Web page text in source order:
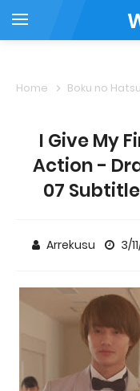
Home Boku no
I Give My
Action -
07
Arrekusu 3/